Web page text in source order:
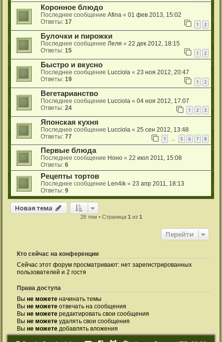
Коронное блюдо
Последнее сообщение Afina « 01 фев 2013, 15:02
Ответы: 17 1 2
Булочки и пирожки
Последнее сообщение Леля « 22 дек 2012, 18:15
Ответы: 15 1 2
Быстро и вкусно
Последнее сообщение Lucciola « 23 ноя 2012, 20:47
Ответы: 19 1 2
Вегетарианство
Последнее сообщение Lucciola « 04 ноя 2012, 17:07
Ответы: 24 1 2 3
Японская кухня
Последнее сообщение Lucciola « 25 сен 2012, 13:48
Ответы: 77 1 … 5 6 7 8
Первые блюда
Последнее сообщение Ноно « 22 июл 2011, 15:08
Ответы: 6
Рецепты тортов
Последнее сообщение Len4ik « 23 апр 2011, 18:13
Ответы: 9
Новая тема
28 тем • Страница 1 из 1
Перейти
Кто сейчас на конференции
Сейчас этот форум просматривают: нет зарегистрированных
пользователей и 2 гостя
Права доступа
Вы не можете начинать темы
Вы не можете отвечать на сообщения
Вы не можете редактировать свои сообщения
Вы не можете удалять свои сообщения
Вы не можете добавлять вложения